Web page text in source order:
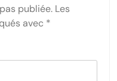
publiée. Les
avec *